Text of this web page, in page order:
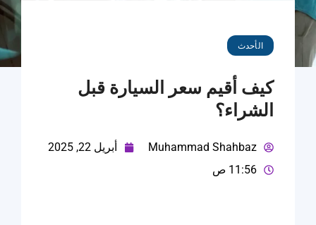
الأحدث
كيف أقيم سعر السيارة قبل
الشراء؟
Muhammad Shahbaz
أبريل 22, 2025
11:56 ص